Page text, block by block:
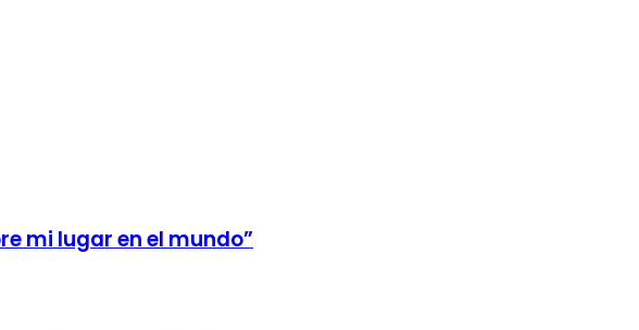
mi lugar en el mundo”